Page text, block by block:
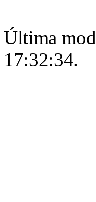
Última
17:32:34.